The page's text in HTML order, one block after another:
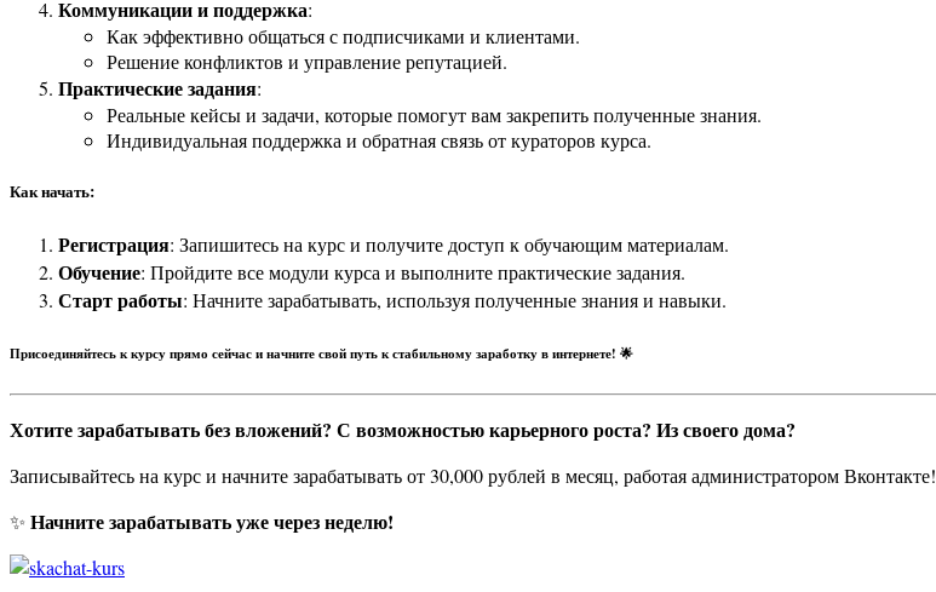
Коммуникации и поддержка:
Как эффективно общаться с подписчиками и клиентами.
Решение конфликтов и управление репутацией.
Практические задания:
Реальные кейсы и задачи, которые помогут вам закрепить полученные знания.
Индивидуальная поддержка и обратная связь от кураторов курса.
Как начать:
Регистрация: Запишитесь на курс и получите доступ к обучающим материалам.
Обучение: Пройдите все модули курса и выполните практические задания.
Старт работы: Начните зарабатывать, используя полученные знания и навыки.
Присоединяйтесь к курсу прямо сейчас и начните свой путь к стабильному заработку в интернете! 🌟
Хотите зарабатывать без вложений? С возможностью карьерного роста? Из своего дома?
Записывайтесь на курс и начните зарабатывать от 30,000 рублей в месяц, работая администратором Вконтакте!
✨ Начните зарабатывать уже через неделю!